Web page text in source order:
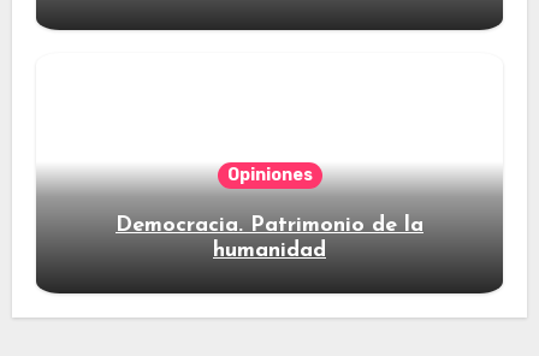
Opiniones
Democracia. Patrimonio de la
humanidad